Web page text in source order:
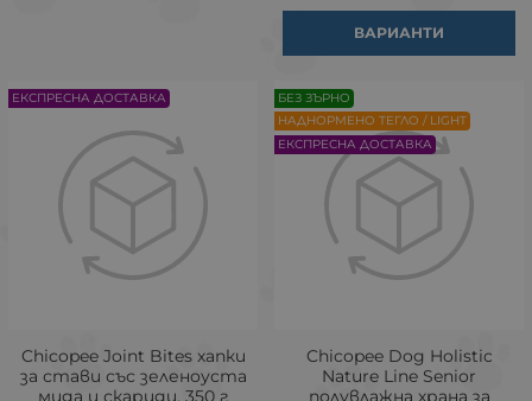
ВАРИАНТИ
Chicopee Joint Bites хапки
за стави със зеленоуста
мида и скариди, 350 г
ЕКСПРЕСНА ДОСТАВКА
Chicopee Dog Holistic
Nature Line Senior
полувлажна храна за
БЕЗ ЗЪРНО
НАДНОРМЕНО ТЕГЛО / LIGHT
ЕКСПРЕСНА ДОСТАВКА